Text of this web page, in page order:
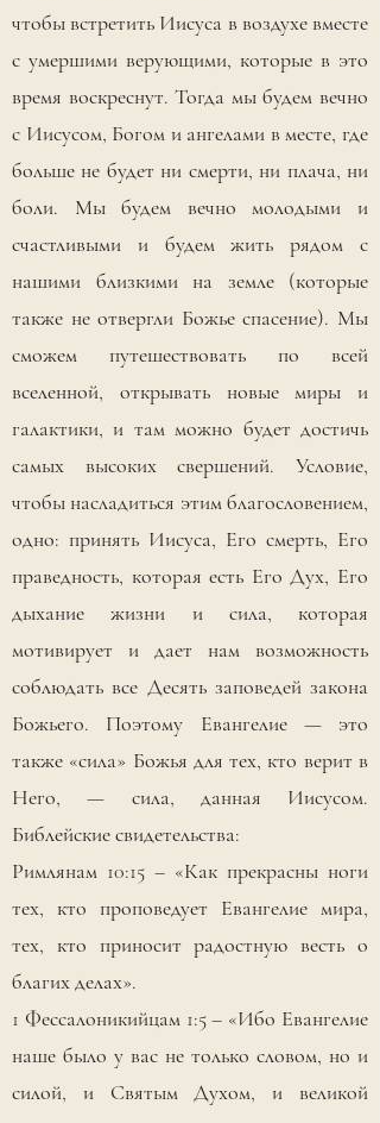
чтобы встретить Иисуса в воздухе вместе
с умершими верующими, которые в это
время воскреснут. Тогда мы будем вечно
с Иисусом, Богом и ангелами в месте, где
больше не будет ни смерти, ни плача, ни
боли. Мы будем вечно молодыми и
счастливыми и будем жить рядом с
нашими близкими на земле (которые
также не отвергли Божье спасение). Мы
сможем путешествовать по всей
вселенной, открывать новые миры и
галактики, и там можно будет достичь
самых высоких свершений. Условие,
чтобы насладиться этим благословением,
одно: принять Иисуса, Его смерть, Его
праведность, которая есть Его Дух, Его
дыхание жизни и сила, которая
мотивирует и дает нам возможность
соблюдать все Десять заповедей закона
Божьего. Поэтому Евангелие — это
также «сила» Божья для тех, кто верит в
Него, — сила, данная Иисусом.
Библейские свидетельства:
Римлянам 10:15 – «Как прекрасны ноги
тех, кто проповедует Евангелие мира,
тех, кто приносит радостную весть о
благих делах».
1 Фессалоникийцам 1:5 – «Ибо Евангелие
наше было у вас не только словом, но и
силой, и Святым Духом, и великой